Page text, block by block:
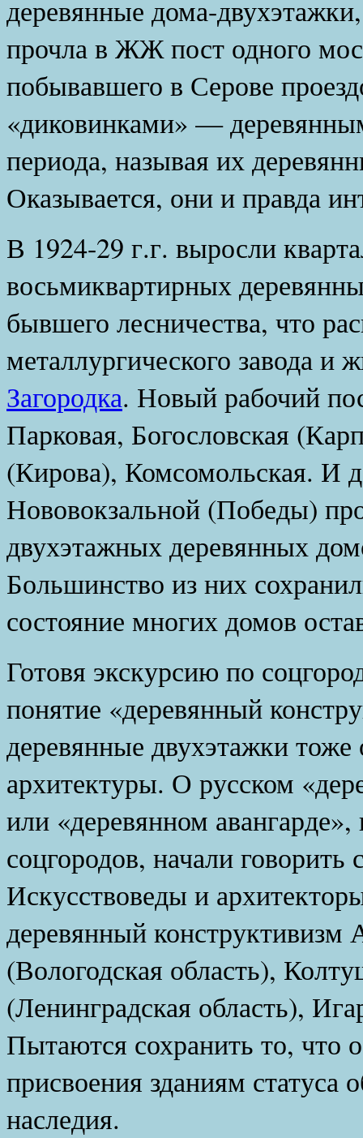
деревянные дома-
прочла в ЖЖ пост одного
побывавшего в Серове
«диковинками» —
периода, называя их
Оказывается, они и правда
В 1924-29 г.г. выросли
восьмиквартирных
бывшего лесничества, что
металлургического завода и
Загородка. Новый рабочий
Парковая, Богословская
(Кирова), Комсомольская. И
Нововокзальной (Победы)
двухэтажных деревянных
Большинство из них
состояние многих домов
Готовя экскурсию по
понятие «деревянный
деревянные двухэтажки
архитектуры. О русском
или «деревянном
соцгородов, начали говорить
Искусствоведы и
деревянный конструктивизм
(Вологодская область),
(Ленинградская область),
Пытаются сохранить то, что
присвоения зданиям статуса
наследия.